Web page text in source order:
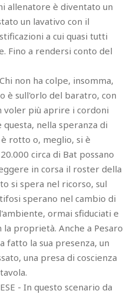
allenatore è diventato un
un lavativo con il
a cui quasi tutti
Fino a rendersi conto del
non ha colpe, insomma,
è sull'orlo del baratro, con
voler più aprire i cordoni
questa, nella speranza di
rotto o, meglio, si è
circa di Bat possano
in corsa il roster della
si spera nel ricorso, sul
sperano nel cambio di
ormai sfiduciati e
proprietà. Anche a Pesaro
fatto la sua presenza, un
una presa di coscienza
- In questo scenario da